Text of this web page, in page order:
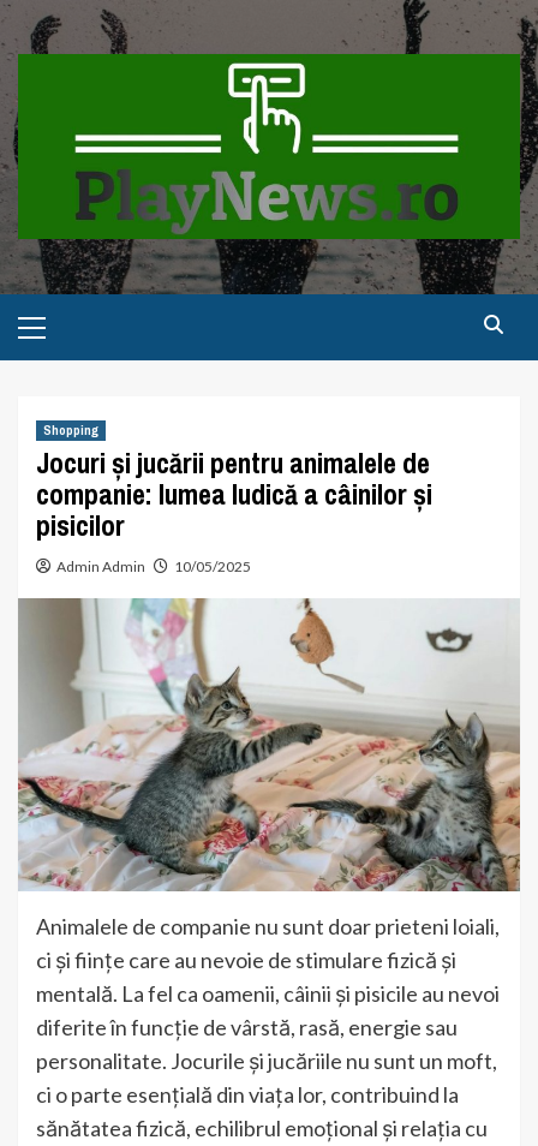
Skip
to
Menu
Shopping
Jocuri și jucării pentru animalele de
companie: lumea ludică a câinilor și
pisicilor
Admin Admin 10/05/2025
Animalele de companie nu sunt doar prieteni loiali,
ci și ființe care au nevoie de stimulare fizică și
mentală. La fel ca oamenii, câinii și pisicile au nevoi
diferite în funcție de vârstă, rasă, energie sau
personalitate. Jocurile și jucăriile nu sunt un moft,
ci o parte esențială din viața lor, contribuind la
sănătatea fizică, echilibrul emoțional și relația cu